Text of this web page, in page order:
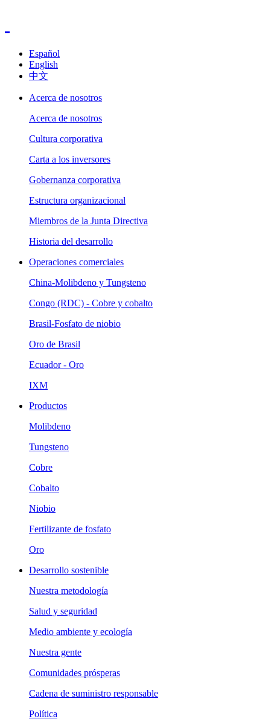
Español
English
中文
Acerca de nosotros
Acerca de nosotros
Cultura corporativa
Carta a los inversores
Gobernanza corporativa
Estructura organizacional
Miembros de la Junta Directiva
Historia del desarrollo
Operaciones comerciales
China-Molibdeno y Tungsteno
Congo (RDC) - Cobre y cobalto
Brasil-Fosfato de niobio
Oro de Brasil
Ecuador - Oro
IXM
Productos
Molibdeno
Tungsteno
Cobre
Cobalto
Niobio
Fertilizante de fosfato
Oro
Desarrollo sostenible
Nuestra metodología
Salud y seguridad
Medio ambiente y ecología
Nuestra gente
Comunidades prósperas
Cadena de suministro responsable
Política